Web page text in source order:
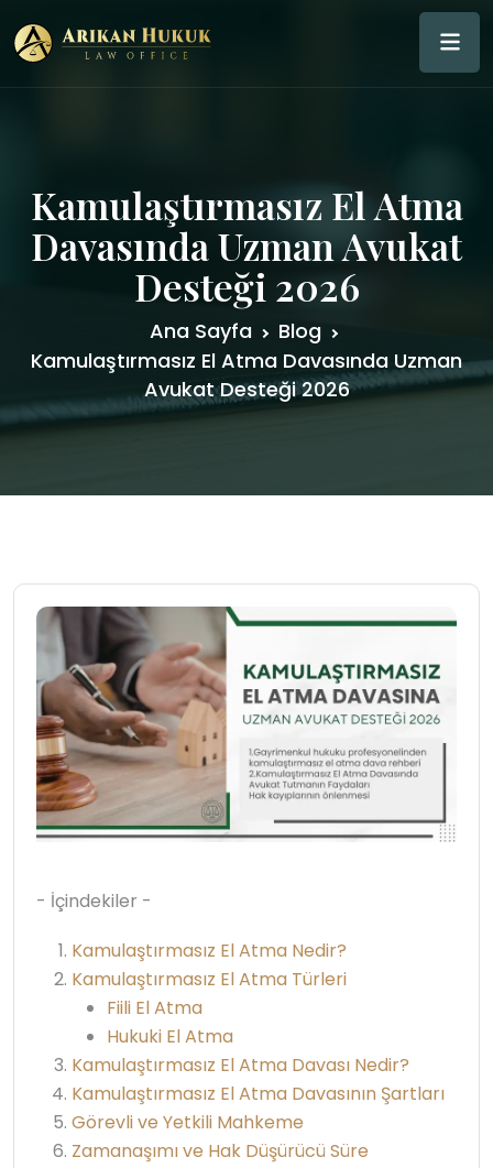
Kamulaştırmasız El Atma
Davasında Uzman Avukat
Desteği 2026
Ana Sayfa
Blog
Kamulaştırmasız El Atma Davasında Uzman
Avukat Desteği 2026
- İçindekiler -
Kamulaştırmasız El Atma Nedir?
Kamulaştırmasız El Atma Türleri
Fiili El Atma
Hukuki El Atma
Kamulaştırmasız El Atma Davası Nedir?
Kamulaştırmasız El Atma Davasının Şartları
Görevli ve Yetkili Mahkeme
Zamanaşımı ve Hak Düşürücü Süre